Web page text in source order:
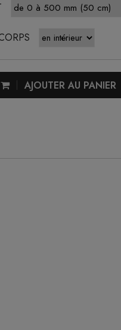
AJOUTER AU PANIER